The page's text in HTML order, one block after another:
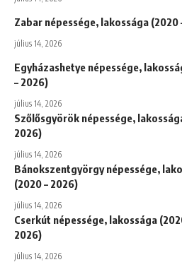
Zabar népessége, lakossága (2020
július 14, 2026
Egyházashetye népessége,
– 2026)
július 14, 2026
Szőlősgyörök népessége,
2026)
július 14, 2026
Bánokszentgyörgy népessége,
(2020 – 2026)
július 14, 2026
Cserkút népessége, lakossága
2026)
július 14, 2026